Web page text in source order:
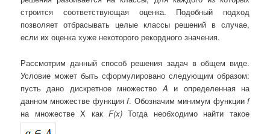
строится соответствующая оценка. Подобный подход
позволяет отбрасывать целые классы решений в случае,
если их оценка хуже некоторого рекордного значения.
Рассмотрим данный способ решения задач в общем виде.
Условие может быть сформулировано следующим образом:
пусть дано дискретное множество A и определенная на
данном множестве функцияf. Обозначим минимум функции f
на множестве X как F(x) Тогда необходимо найти такое